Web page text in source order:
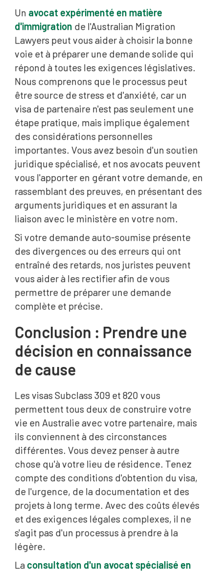
Un avocat expérimenté en matière
d'immigration de l'Australian Migration
Lawyers peut vous aider à choisir la bonne
voie et à préparer une demande solide qui
répond à toutes les exigences législatives.
Nous comprenons que le processus peut
être source de stress et d'anxiété, car un
visa de partenaire n'est pas seulement une
étape pratique, mais implique également
des considérations personnelles
importantes. Vous avez besoin d'un soutien
juridique spécialisé, et nos avocats peuvent
vous l'apporter en gérant votre demande, en
rassemblant des preuves, en présentant des
arguments juridiques et en assurant la
liaison avec le ministère en votre nom.
Si votre demande auto-soumise présente
des divergences ou des erreurs qui ont
entraîné des retards, nos juristes peuvent
vous aider à les rectifier afin de vous
permettre de préparer une demande
complète et précise.
Conclusion : Prendre une
décision en connaissance
de cause
Les visas Subclass 309 et 820 vous
permettent tous deux de construire votre
vie en Australie avec votre partenaire, mais
ils conviennent à des circonstances
différentes. Vous devez penser à autre
chose qu'à votre lieu de résidence. Tenez
compte des conditions d'obtention du visa,
de l'urgence, de la documentation et des
projets à long terme. Avec des coûts élevés
et des exigences légales complexes, il ne
s'agit pas d'un processus à prendre à la
légère.
La consultation d'un avocat spécialisé en